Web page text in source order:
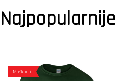
Najpopularnije
Muškarci